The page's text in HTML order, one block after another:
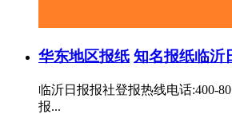
华东地区报纸 知名报纸临沂
临沂日报报社登报热线电话:400-
报...